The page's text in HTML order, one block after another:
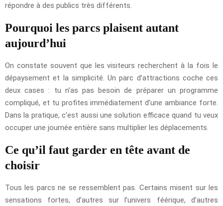
répondre à des publics très différents.
Pourquoi les parcs plaisent autant
aujourd’hui
On constate souvent que les visiteurs recherchent à la fois le
dépaysement et la simplicité. Un parc d’attractions coche ces
deux cases : tu n’as pas besoin de préparer un programme
compliqué, et tu profites immédiatement d’une ambiance forte.
Dans la pratique, c’est aussi une solution efficace quand tu veux
occuper une journée entière sans multiplier les déplacements.
Ce qu’il faut garder en tête avant de
choisir
Tous les parcs ne se ressemblent pas. Certains misent sur les
sensations fortes, d’autres sur l’univers féérique, d’autres